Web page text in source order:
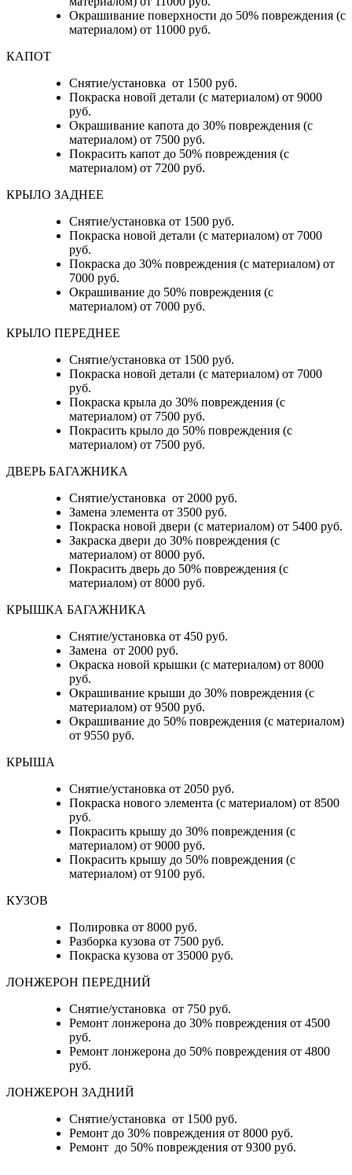
Окрашивание поверхности до 50% повреждения (с
материалом) от 11000 руб.
КАПОТ
Снятие/установка от 1500 руб.
Покраска новой детали (с материалом) от 9000
руб.
Окрашивание капота до 30% повреждения (с
материалом) от 7500 руб.
Покрасить капот до 50% повреждения (с
материалом) от 7200 руб.
КРЫЛО ЗАДНЕЕ
Снятие/установка от 1500 руб.
Покраска новой детали (с материалом) от 7000
руб.
Покраска до 30% повреждения (с материалом) от
7000 руб.
Окрашивание до 50% повреждения (с
материалом) от 7000 руб.
КРЫЛО ПЕРЕДНЕЕ
Снятие/установка от 1500 руб.
Покраска новой детали (с материалом) от 7000
руб.
Покраска крыла до 30% повреждения (с
материалом) от 7500 руб.
Покрасить крыло до 50% повреждения (с
материалом) от 7500 руб.
ДВЕРЬ БАГАЖНИКА
Снятие/установка от 2000 руб.
Замена элемента от 3500 руб.
Покраска новой двери (с материалом) от 5400 руб.
Закраска двери до 30% повреждения (с
материалом) от 8000 руб.
Покрасить дверь до 50% повреждения (с
материалом) от 8000 руб.
КРЫШКА БАГАЖНИКА
Снятие/установка от 450 руб.
Замена от 2000 руб.
Окраска новой крышки (с материалом) от 8000
руб.
Окрашивание крыши до 30% повреждения (с
материалом) от 9500 руб.
Окрашивание до 50% повреждения (с материалом)
от 9550 руб.
КРЫША
Снятие/установка от 2050 руб.
Покраска нового элемента (с материалом) от 8500
руб.
Покрасить крышу до 30% повреждения (с
материалом) от 9000 руб.
Покрасить крышу до 50% повреждения (с
материалом) от 9100 руб.
КУЗОВ
Полировка от 8000 руб.
Разборка кузова от 7500 руб.
Покраска кузова от 35000 руб.
ЛОНЖЕРОН ПЕРЕДНИЙ
Снятие/установка от 750 руб.
Ремонт лонжерона до 30% повреждения от 4500
руб.
Ремонт лонжерона до 50% повреждения от 4800
руб.
ЛОНЖЕРОН ЗАДНИЙ
Снятие/установка от 1500 руб.
Ремонт до 30% повреждения от 8000 руб.
Ремонт до 50% повреждения от 9300 руб.